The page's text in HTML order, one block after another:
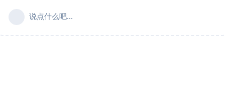
说点什么吧...